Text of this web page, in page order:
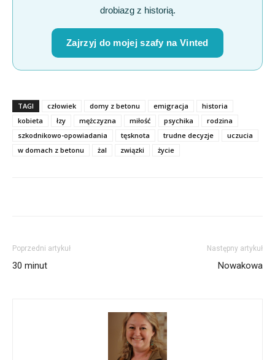
drobiazg z historią.
Zajrzyj do mojej szafy na Vinted
TAGI człowiek domy z betonu emigracja
historia
kobieta
łzy mężczyzna miłość psychika
rodzina
szkodnikowo-opowiadania
tęsknota trudne decyzje
uczucia
w domach z betonu
żal związki życie
Poprzedni artykuł
30 minut
Następny artykuł
Nowakowa